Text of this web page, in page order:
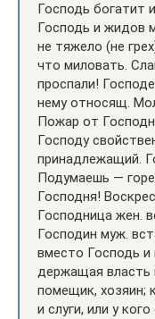
Господь богатит
Господь и жидов
не тяжело (не
что миловать.
проспали!
нему относящ.
Пожар от
Господу
принадлежащий.
Подумаешь —
Господня!
Господница жен.
Господин муж.
вместо Господь и
держащая власть
помещик, хозяин;
и слуги, или у